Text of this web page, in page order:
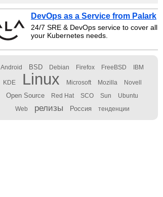
DevOps as a Service from Palark
24/7 SRE & DevOps service to cover all
your Kubernetes needs.
Android BSD Debian Firefox FreeBSD IBM
KDE Linux Microsoft Mozilla Novell
Open Source Red Hat SCO Sun Ubuntu
Web релизы Россия тенденции